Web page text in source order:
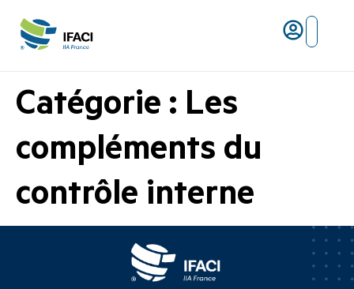
Catégorie : Les
compléments du
contrôle interne